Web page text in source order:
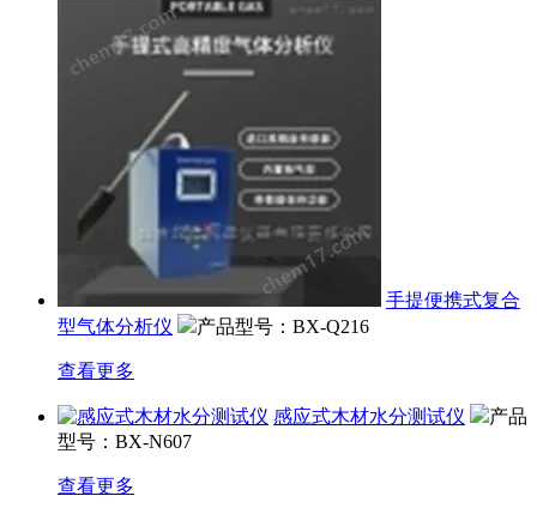
手提便携式复合
型气体分析仪
产品型号：BX-Q216
查看更多
感应式木材水分测试仪
产品
型号：BX-N607
查看更多